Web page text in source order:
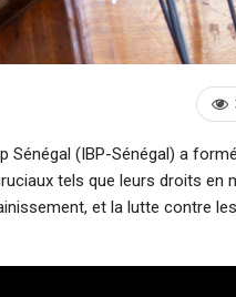
Sénégal (IBP-Sénégal) a
tels que leurs droits en
et la lutte contre les